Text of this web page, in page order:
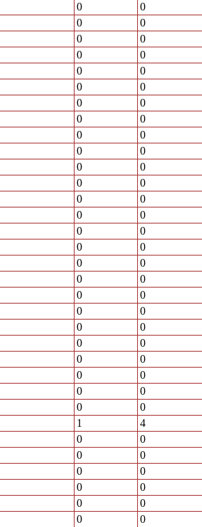
0
0
0
0
0
0
0
0
0
0
0
0
0
0
0
0
0
0
0
0
0
0
0
0
0
0
0
0
0
0
0
0
0
0
0
0
0
0
0
0
0
0
0
0
0
0
0
0
0
0
0
0
1
4
0
0
0
0
0
0
0
0
0
0
0 0